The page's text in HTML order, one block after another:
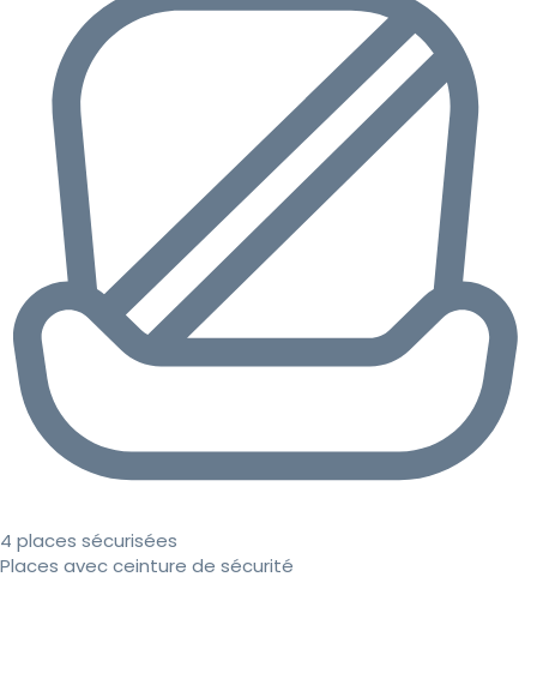
4 places sécurisées
Places avec ceinture de sécurité